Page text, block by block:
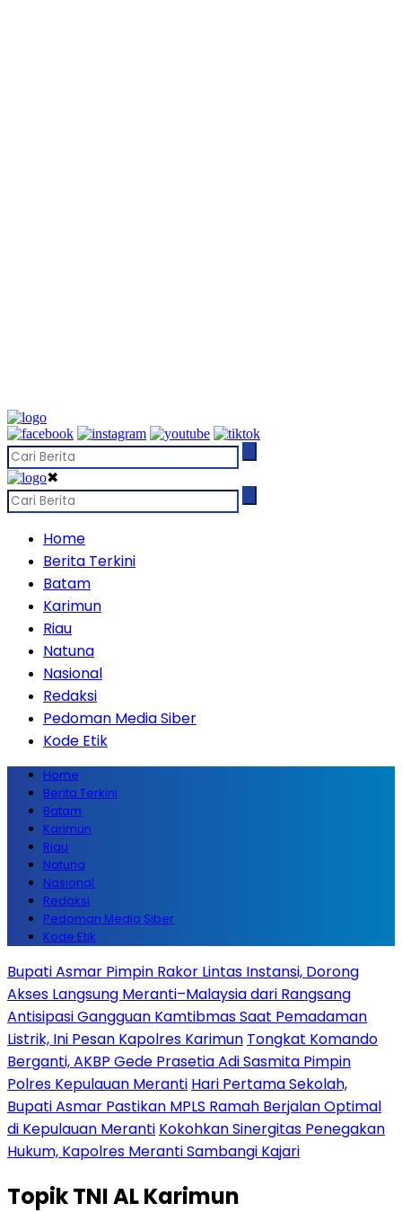
✖
Home
Berita Terkini
Batam
Karimun
Riau
Natuna
Nasional
Redaksi
Pedoman Media Siber
Kode Etik
Home
Berita Terkini
Batam
Karimun
Riau
Natuna
Nasional
Redaksi
Pedoman Media Siber
Kode Etik
Bupati Asmar Pimpin Rakor Lintas Instansi, Dorong
Akses Langsung Meranti–Malaysia dari Rangsang
Antisipasi Gangguan Kamtibmas Saat Pemadaman
Listrik, Ini Pesan Kapolres Karimun Tongkat Komando
Berganti, AKBP Gede Prasetia Adi Sasmita Pimpin
Polres Kepulauan Meranti Hari Pertama Sekolah,
Bupati Asmar Pastikan MPLS Ramah Berjalan Optimal
di Kepulauan Meranti Kokohkan Sinergitas Penegakan
Hukum, Kapolres Meranti Sambangi Kajari
TopikTNI AL Karimun